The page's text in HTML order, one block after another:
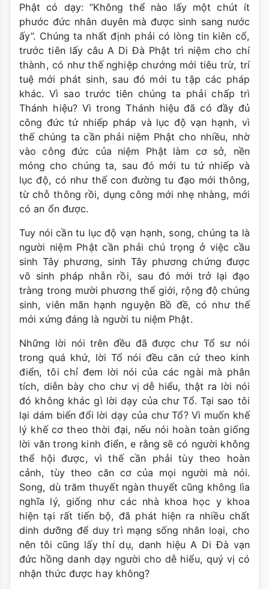
Phật có dạy: “Không thể nào lấy một chút ít
phước đức nhân duyên mà được sinh sang nước
ấy”. Chúng ta nhất định phải có lòng tin kiên cố,
trước tiên lấy câu A Di Đà Phật trì niệm cho chí
thành, có như thế nghiệp chướng mới tiêu trừ, trí
tuệ mới phát sinh, sau đó mới tu tập các pháp
khác. Vì sao trước tiên chúng ta phải chấp trì
Thánh hiệu? Vì trong Thánh hiệu đã có đầy đủ
công đức tứ nhiếp pháp và lục độ vạn hạnh, vì
thế chúng ta cần phải niệm Phật cho nhiều, nhờ
vào công đức của niệm Phật làm cơ sở, nền
móng cho chúng ta, sau đó mới tu tứ nhiếp và
lục độ, có như thế con đường tu đạo mới thông,
từ chỗ thông rồi, dụng công mới nhẹ nhàng, mới
có an ổn được.
Tuy nói cần tu lục độ vạn hạnh, song, chúng ta là
người niệm Phật cần phải chú trọng ở việc cầu
sinh Tây phương, sinh Tây phương chứng được
vô sinh pháp nhẫn rồi, sau đó mới trở lại đạo
tràng trong mười phương thế giới, rộng độ chúng
sinh, viên mãn hạnh nguyện Bồ đề, có như thế
mới xứng đáng là người tu niệm Phật.
Những lời nói trên đều đã được chư Tổ sư nói
trong quá khứ, lời Tổ nói đều căn cứ theo kinh
điển, tôi chỉ đem lời nói của các ngài mà phân
tích, diễn bày cho chư vị dễ hiểu, thật ra lời nói
đó không khác gì lời dạy của chư Tổ. Tại sao tôi
lại dám biến đổi lời dạy của chư Tổ? Vì muốn khế
lý khế cơ theo thời đại, nếu nói hoàn toàn giống
lời văn trong kinh điển, e rằng sẽ có người không
thể hội được, vì thế cần phải tùy theo hoàn
cảnh, tùy theo căn cơ của mọi người mà nói.
Song, dù trăm thuyết ngàn thuyết cũng không lìa
nghĩa lý, giống như các nhà khoa học y khoa
hiện tại rất tiến bộ, đã phát hiện ra nhiều chất
dinh dưỡng để duy trì mạng sống nhân loại, cho
nên tôi cũng lấy thí dụ, danh hiệu A Di Đà vạn
đức hồng danh dạy người cho dễ hiểu, quý vị có
nhận thức được hay không?